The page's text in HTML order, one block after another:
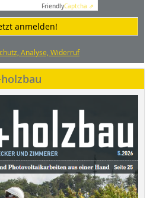
FriendlyCaptcha ⇗
anmelden!
Analyse, Widerruf